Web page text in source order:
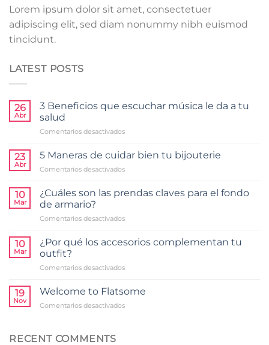
Lorem ipsum dolor sit amet, consectetuer
adipiscing elit, sed diam nonummy nibh euismod
tincidunt.
LATEST POSTS
26
Abr
3 Beneficios que escuchar música le da a tu
salud
Comentarios desactivadosen
Beneficios
que
escuchar
le
tu
23
Abr
5 Maneras de cuidar bien tu bijouterie
Comentarios desactivadosen
Maneras
de
bien
bijouterie
10
Mar
¿Cuáles son las prendas claves para el fondo
de armario?
Comentarios desactivadosen
las
claves
el
de
10
Mar
¿Por qué los accesorios complementan tu
outfit?
Comentarios desactivadosen
los
accesorios
19
Nov
Welcome to Flatsome
Comentarios desactivadosen
RECENT COMMENTS